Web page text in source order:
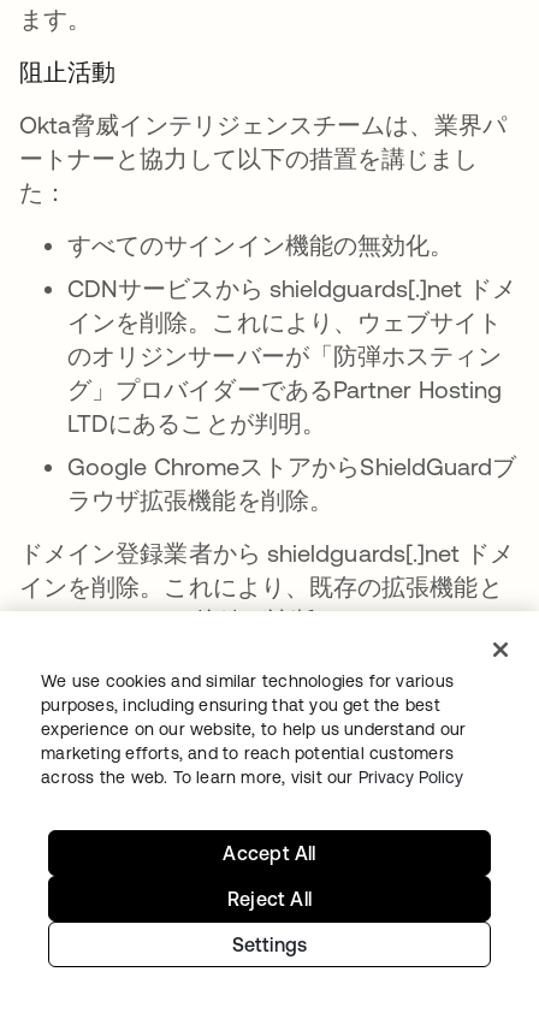
ます。
阻止活動
Okta脅威インテリジェンスチームは、業界パ
ートナーと協力して以下の措置を講じまし
た：
すべてのサインイン機能の無効化。
CDNサービスから shieldguards[.]net ドメ
インを削除。これにより、ウェブサイト
のオリジンサーバーが「防弾ホスティン
グ」プロバイダーであるPartner Hosting
LTDにあることが判明。
Google ChromeストアからShieldGuardブ
ラウザ拡張機能を削除。
ドメイン登録業者から shieldguards[.]net ドメ
インを削除。これにより、既存の拡張機能と
C2インフラとの接続が遮断されました。
図11： このSNS投稿はテイクダウン（停止措置）には言及
ん。
エンドユーザーへのアドバイス
「うますぎる話」という罠に警戒する
We use cookies and similar technologies for various
purposes, including ensuring that you get the best
experience on our website, to help us understand our
marketing efforts, and to reach potential customers
across the web. To learn more, visit our Privacy Policy
Settings
Reject All
Accept All